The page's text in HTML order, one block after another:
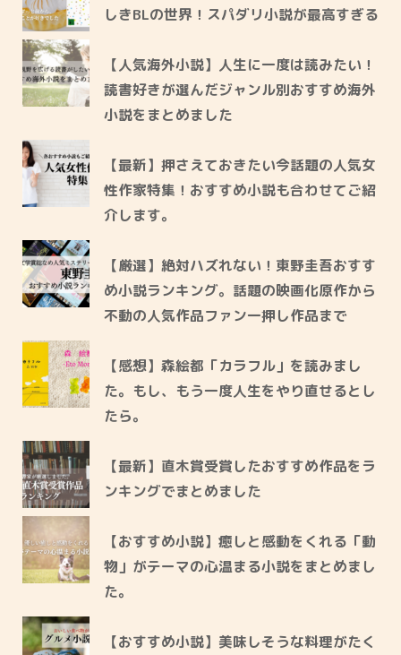
しきBLの世界！スパダリ小説が最高すぎる
【人気海外小説】人生に一度は読みたい！
読書好きが選んだジャンル別おすすめ海外
小説をまとめました
【最新】押さえておきたい今話題の人気女
性作家特集！おすすめ小説も合わせてご紹
介します。
【厳選】絶対ハズれない！東野圭吾おすす
め小説ランキング。話題の映画化原作から
不動の人気作品ファン一押し作品まで
【感想】森絵都「カラフル」を読みまし
た。もし、もう一度人生をやり直せるとし
たら。
【最新】直木賞受賞したおすすめ作品をラ
ンキングでまとめました
【おすすめ小説】癒しと感動をくれる「動
物」がテーマの心温まる小説をまとめまし
た。
【おすすめ小説】美味しそうな料理がたく